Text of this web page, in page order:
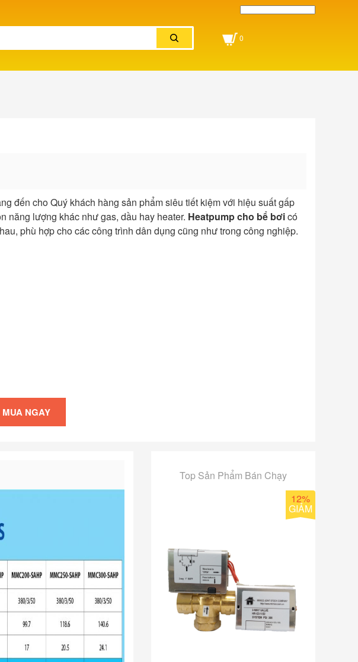
0
đến cho Quý khách hàng sản phẩm siêu tiết kiệm với hiệu suất gấp
năng lượng khác như gas, dầu hay heater. Heatpump cho bể bơicó
phù hợp cho các công trình dân dụng cũng như trong công nghiệp.
MUA NGAY
Top Sản Phẩm Bán Chạy
12%
GIẢM